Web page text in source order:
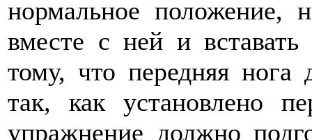
нормальное положение,
вместе с ней и
тому, что передняя нога
так, как установлено
упражнение должно